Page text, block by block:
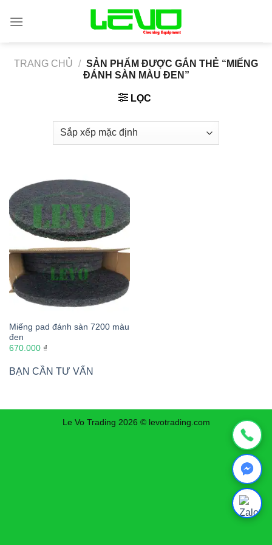
TRANG CHỦ / SẢN PHẨM ĐƯỢC GẮN THẺ “MIẾNG
ĐÁNH SÀN MÀU ĐEN”
LỌC
Miếng pad đánh sàn 7200 màu
đen
670.000 ₫
BẠN CẦN TƯ VẤN
Le Vo Trading 2026 © levotrading.com